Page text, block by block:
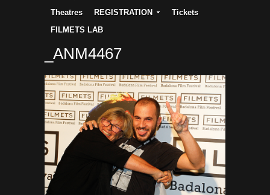
Theatres
REGISTRATION
Tickets
FILMETS LAB
_ANM4467